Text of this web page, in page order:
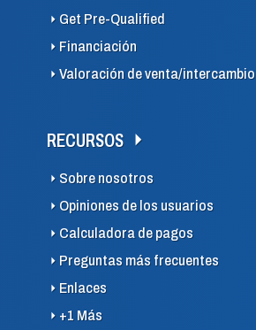
Get Pre-Qualified
Financiación
Valoración de venta/intercambio
RECURSOS
Sobre nosotros
Opiniones de los usuarios
Calculadora de pagos
Preguntas más frecuentes
Enlaces
+1 Más